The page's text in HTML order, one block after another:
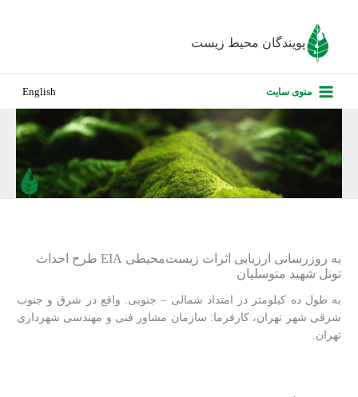
پویندگان محیط زیست
منوی سایت English
به روزرسانی ارزیابی اثرات زیست‌محیطی EIA طرح احداث
تونل شهید متوسلیان
به طول ده کیلومتر در امتداد شمالی – جنوبی. واقع در شرق و جنوب
شرقی شهر تهران، کارفرما: سازمان مشاور فنی و مهندسی شهرداری
تهران.
درباره ما
پروژه‌های
تماس با ما